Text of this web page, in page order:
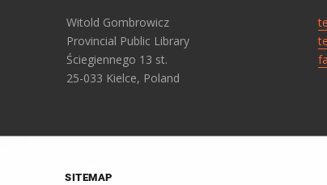
Witold Gombrowicz
Provincial Public Library
Ściegiennego 13 st.
25-033 Kielce, Poland
SITEMAP